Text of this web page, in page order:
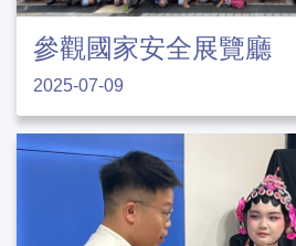
參觀國家安全展覽廳
2025-07-09